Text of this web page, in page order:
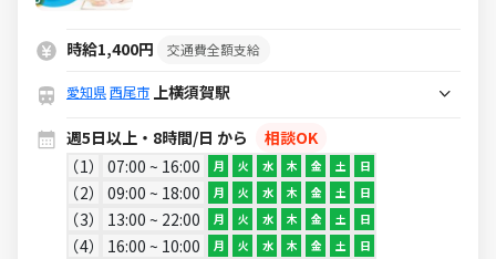
時給1,400円 交通費全額支給
愛知県西尾市 上横須賀駅
週5日以上・8時間/日 から
相談OK
1
07:00 ~ 16:00 月 火 水 木 金 土 日
2 09:00 ~ 18:00 月 火 水 木 金 土 日
3 13:00 ~ 22:00 月 火 水 木 金 土 日
4 16:00 ~ 10:00 月 火 水 木 金 土 日